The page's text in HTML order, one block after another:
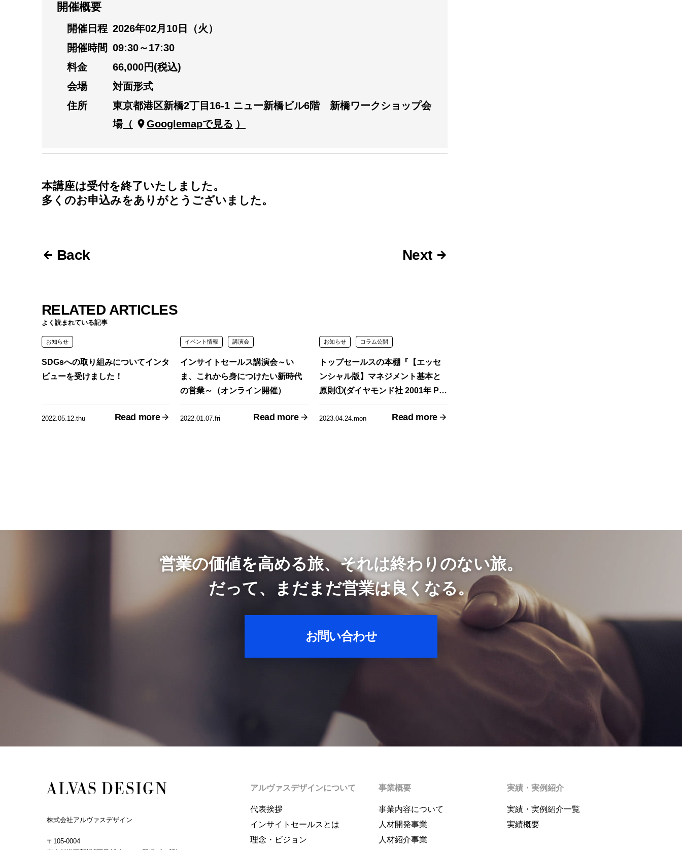
開催概要
開催日程 2026年02月10日（火）
開催時間 09:30～17:30
料金
66,000円(税込)
会場
対面形式
住所
東京都港区新橋2丁目16-1 ニュー新橋ビル6階 新橋ワークショップ会
場
Googlemapで見る
本講座は受付を終了いたしました。
多くのお申込みをありがとうございました。
Back Next
RELATED ARTICLES
よく読まれている記事
SDGsへの取り組みについてインタ
ビューを受けました！
2022.05.12.thu Read more
お知らせ
インサイトセールス講演会～い
ま、これから身につけたい新時代
の営業～（オンライン開催）
2022.01.07.fri Read more
イベント情報 講演会
トップセールスの本棚『【エッセ
ンシャル版】マネジメント基本と
原則①(ダイヤモンド社 2001年 P･
を公開しました！
2023.04.24.mon Read more
お知らせ コラム公開
営業の価値を高める旅、それは終わりのない旅。
だって、まだまだ営業は良くなる。
お問い合わせ
株式会社アルヴァスデザイン
〒105-0004
アルヴァスデザインについて
代表挨拶
インサイトセールスとは
理念・ビジョン
事業概要
事業内容について
人材開発事業
人材紹介事業
実績・実例紹介
実績・実例紹介一覧
実績概要